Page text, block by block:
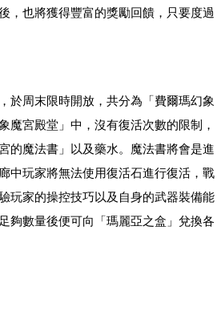
，也將獲得豐富的獎勵回饋，只要度過
於周末限時開放，共分為「費爾瑪幻象
魔宮殿堂」中，沒有復活次數的限制，
的魔法書」以及藥水。魔法書將會是進
中玩家將無法使用復活石進行復活，戰
玩家的操控技巧以及自身的武器裝備能
夠數量後便可向「瑪麗亞之盒」兌換各